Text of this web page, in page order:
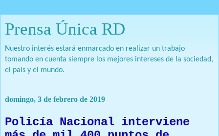
Prensa Única RD
Nuestro interés estará enmarcado en realizar un trabajo
tomando en cuenta siempre los mejores intereses de la sociedad,
el país y el mundo.
domingo, 3 de febrero de 2019
Policía Nacional interviene